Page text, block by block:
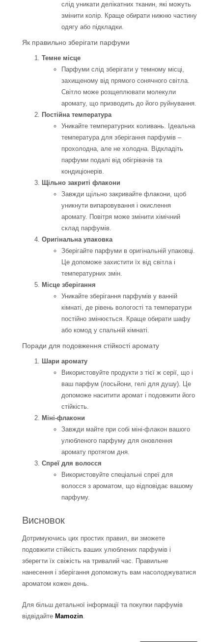
слід уникати делікатних тканин, які можуть
змінити колір. Краще обирати нижню частину
одягу або підкладки.
Як правильно зберігати парфуми
Темне місце
Парфуми слід зберігати у темному місці,
захищеному від прямого сонячного світла.
Світло може розщеплювати молекули
аромату, що призводить до його руйнування.
Постійна температура
Уникайте температурних коливань. Ідеальна
температура для зберігання парфумів –
прохолодна, але не холодна. Відкладіть
парфуми подалі від обігрівачів та
кондиціонерів.
Щільно закриті флакони
Завжди щільно закривайте флакони, щоб
уникнути випаровування і окислення
аромату. Повітря може змінити хімічний
склад парфумів.
Оригінальна упаковка
Зберігайте парфуми в оригінальній упаковці.
Це допоможе захистити їх від світла і
температурних змін.
Місце зберігання
Уникайте зберігання парфумів у ванній
кімнаті, де рівень вологості та температури
постійно змінюється. Краще обирати шафу
або комод у спальній кімнаті.
Поради для подовження стійкості аромату
Шари аромату
Використовуйте продукти з тієї ж серії, що і
ваш парфум (лосьйони, гелі для душу). Це
допоможе наситити аромат і подовжити його
стійкість.
Міні-флакони
Завжди майте при собі міні-флакон вашого
улюбленого парфуму для оновлення
аромату протягом дня.
Спреї для волосся
Використовуйте спеціальні спреї для
волосся з ароматом, що відповідає вашому
парфуму.
Висновок
Дотримуючись цих простих правил, ви зможете
подовжити стійкість ваших улюблених парфумів і
зберегти їх свіжість на тривалий час. Правильне
нанесення і зберігання допоможуть вам насолоджуватися
ароматом кожен день.
Для більш детальної інформації та покупки парфумів
відвідайте Mamozin.